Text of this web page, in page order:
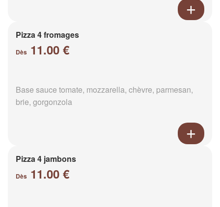
Pizza 4 fromages
Dès 11.00 €
Base sauce tomate, mozzarella, chèvre, parmesan,
brie, gorgonzola
Pizza 4 jambons
Dès 11.00 €